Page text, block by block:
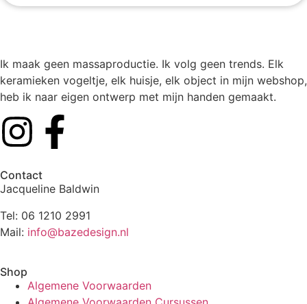
Ik maak geen massaproductie. Ik volg geen trends. Elk
keramieken vogeltje, elk huisje, elk object in mijn webshop,
heb ik naar eigen ontwerp met mijn handen gemaakt.
Contact
Jacqueline Baldwin
Tel: 06 1210 2991
Mail: info@bazedesign.nl
Shop
Algemene Voorwaarden